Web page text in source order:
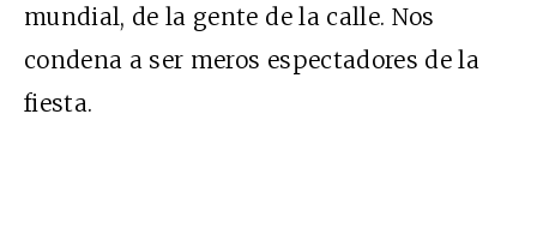
mundial, de la gente de la calle. Nos
condena a ser meros espectadores de la
fiesta.